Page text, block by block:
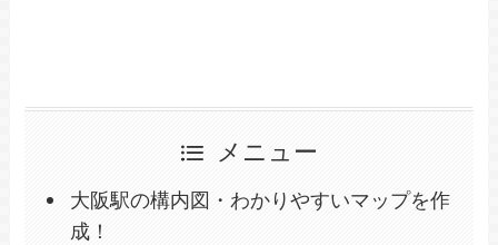
メニュー
大阪駅の構内図・わかりやすいマップを作
成！